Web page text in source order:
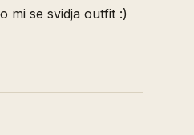
mi se svidja outfit :)